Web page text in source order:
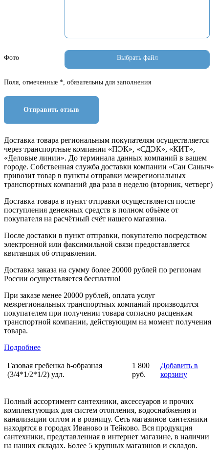
Фото
Поля, отмеченные *, обязательны для заполнения
Отправить отзыв
Доставка товара региональным покупателям осуществляется
через транспортные компании «ПЭК», «СДЭК», «КИТ»,
«Деловые линии». До терминала данных компаний в вашем
городе. Собственная служба доставки компании «Сан Саныч»
привозит товар в пункты отправки межрегиональных
транспортных компаний два раза в неделю (вторник, четверг)
Доставка товара в пункт отправки осуществляется после
поступления денежных средств в полном объёме от
покупателя на расчётный счёт нашего магазина.
После доставки в пункт отправки, покупателю посредством
электронной или факсимильной связи предоставляется
квитанция об отправлении.
Доставка заказа на сумму более 20000 рублей по регионам
России осуществляется бесплатно!
При заказе менее 20000 рублей, оплата услуг
межрегиональных транспортных компаний производится
покупателем при получении товара согласно расценкам
транспортной компании, действующим на момент получения
товара.
Подробнее
Газовая гребенка h-образная
(3/4*1/2*1/2) удл.
1 800
руб.
Добавить в
корзину
Полный ассортимент сантехники, аксессуаров и прочих
комплектующих для систем отопления, водоснабжения и
канализации оптом и в розницу. Сеть магазинов сантехники
находятся в городах Иваново и Тейково. Вся продукция
сантехники, представленная в интернет магазине, в наличии
на наших складах. Более 5 крупных магазинов и складов.